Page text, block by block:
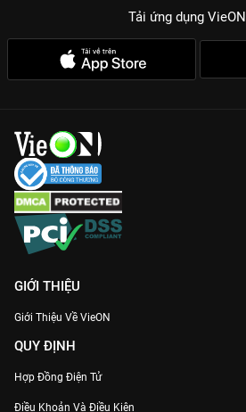
Tải ứng dụng VieON
GIỚI THIỆU
Giới Thiệu Về VieON
QUY ĐỊNH
Hợp Đồng Điện Tử
Điều Khoản Và Điều Kiện